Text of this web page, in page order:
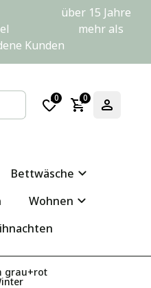
über 15 Jahre
mehr als
Kunden
0 0
Bettwäsche
Wohnen
grau+rot